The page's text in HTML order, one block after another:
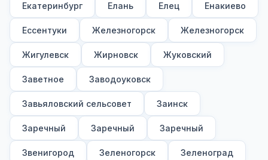
Екатеринбург Елань Елец Енакиево
Ессентуки Железногорск Железногорск
Жигулевск Жирновск Жуковский
Заветное Заводоуковск
Завьяловский сельсовет Заинск
Заречный Заречный Заречный
Звенигород Зеленогорск Зеленоград